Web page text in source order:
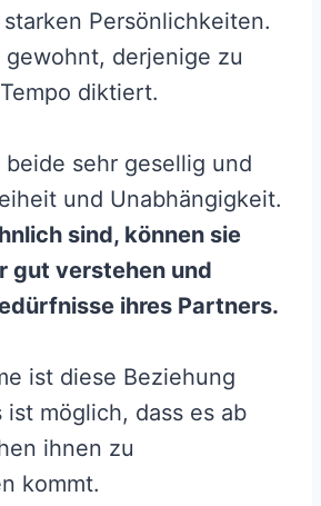
Persönlichkeiten.
gewohnt, derjenige zu
diktiert.
beide sehr gesellig und
und Unabhängigkeit.
sind, können sie
gut verstehen und
ihres Partners.
ist diese Beziehung
ist möglich, dass es ab
ihnen zu
kommt.